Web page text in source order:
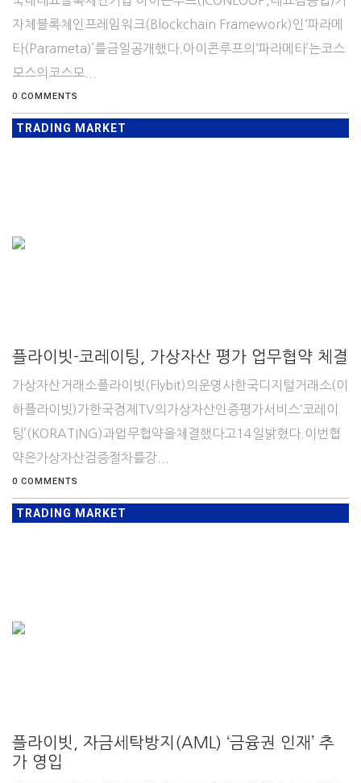
자체블록체인프레임워크(Blockchain Framework)인‘파라메
타(Parameta)’를금일공개했다.아이콘루프의‘파라메타’는코스
모스의코스모...
0 COMMENTS
TRADING MARKET
플라이빗-코레이팅, 가상자산 평가 업무협약 체결
가상자산거래소플라이빗(Flybit)의운영사한국디지털거래소(이
하플라이빗)가한국경제TV의가상자산인증평가서비스‘코레이
팅’(KORATING)과업무협약을체결했다고14일밝혔다.이번협
약은가상자산검증절차를강...
0 COMMENTS
TRADING MARKET
플라이빗, 자금세탁방지(AML) ‘금융권 인재’ 추
가 영입